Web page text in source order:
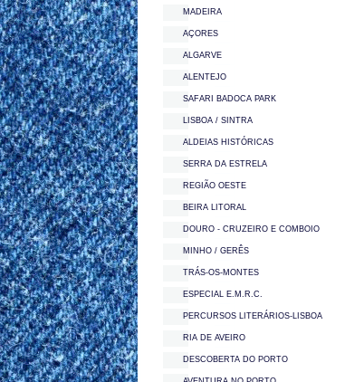
MADEIRA
AÇORES
ALGARVE
ALENTEJO
SAFARI BADOCA PARK
LISBOA / SINTRA
ALDEIAS HISTÓRICAS
SERRA DA ESTRELA
REGIÃO OESTE
BEIRA LITORAL
DOURO - CRUZEIRO E COMBOIO
MINHO / GERÊS
TRÁS-OS-MONTES
ESPECIAL E.M.R.C.
PERCURSOS LITERÁRIOS-LISBOA
RIA DE AVEIRO
DESCOBERTA DO PORTO